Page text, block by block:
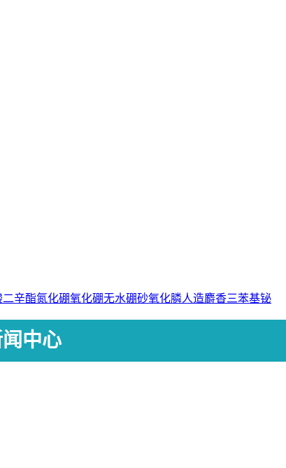
二辛酯氮化硼氧化硼无水硼砂氧化膦人造麝香三苯基铋
中心